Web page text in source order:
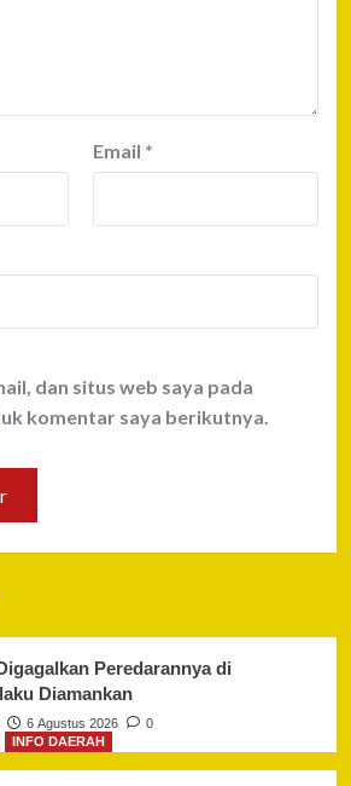
Email *
dan situs web saya pada
komentar saya berikutnya.
Peredarannya di
Diamankan
6 Agustus 2026
0
INFO DAERAH